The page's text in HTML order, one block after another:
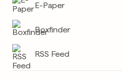
E-Paper
Boxfinder
RSS Feed